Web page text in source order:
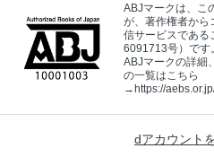
ABJマークは、こ
が、著作権者から
信サービスである
6091713号）です
ABJマークの詳細
の一覧はこちら
→https://
dアカウント